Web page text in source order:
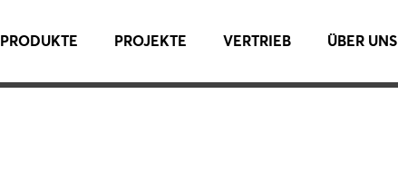
PRODUKTE PROJEKTE VERTRIEB ÜBER UNS